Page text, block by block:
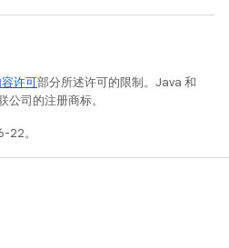
容许可部分所述许可的限制。Java 和
司的注册商标。
22。